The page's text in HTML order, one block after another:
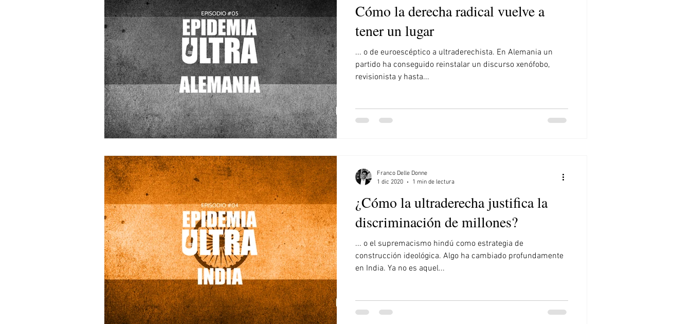
Cómo la derecha radical vuelve a
tener un lugar
... o de euroescéptico a ultraderechista. En Alemania un
partido ha conseguido reinstalar un discurso xenófobo,
revisionista y hasta...
¿Cómo la ultraderecha justifica la
discriminación de millones?
... o el supremacismo hindú como estrategia de
construcción ideológica. Algo ha cambiado profundamente
en India. Ya no es aquel...
Franco Delle Donne
1 dic 2020
1 min de lectura